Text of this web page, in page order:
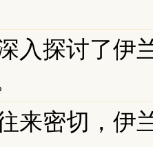
入探讨了伊
来密切， 伊